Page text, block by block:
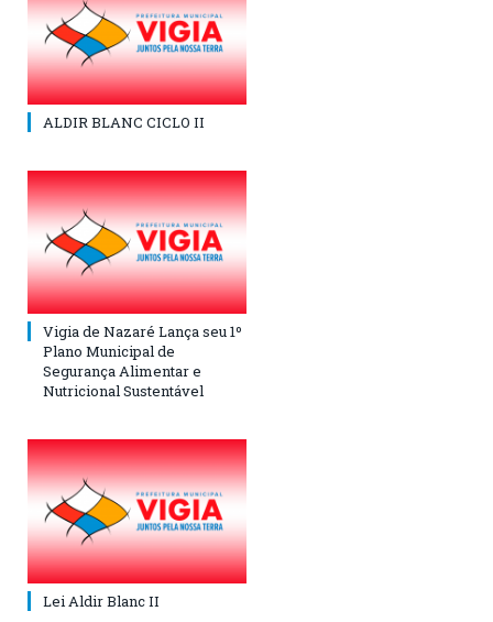
ALDIR BLANC CICLO II
Vigia de Nazaré Lança seu 1º
Plano Municipal de
Segurança Alimentar e
Nutricional Sustentável
Lei Aldir Blanc II